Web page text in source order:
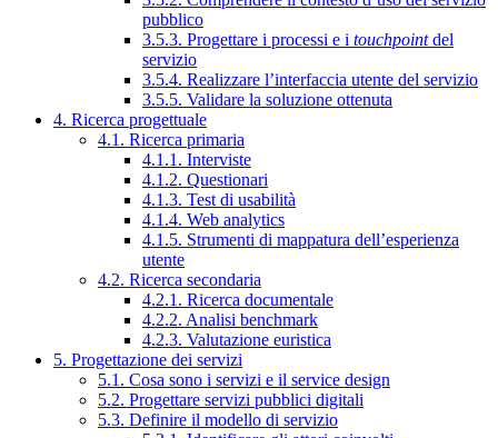
pubblico
3.5.3. Progettare i processi e i touchpointdel
servizio
3.5.4. Realizzare l’interfaccia utente del servizio
3.5.5. Validare la soluzione ottenuta
4. Ricerca progettuale
4.1. Ricerca primaria
4.1.1. Interviste
4.1.2. Questionari
4.1.3. Test di usabilità
4.1.4. Web analytics
4.1.5. Strumenti di mappatura dell’esperienza
utente
4.2. Ricerca secondaria
4.2.1. Ricerca documentale
4.2.2. Analisi benchmark
4.2.3. Valutazione euristica
5. Progettazione dei servizi
5.1. Cosa sono i servizi e il service design
5.2. Progettare servizi pubblici digitali
5.3. Definire il modello di servizio